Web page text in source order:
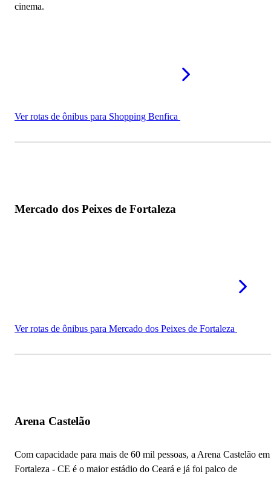
cinema.
Ver rotas de ônibus para Shopping Benfica
Mercado dos Peixes de Fortaleza
Ver rotas de ônibus para Mercado dos Peixes de Fortaleza
Arena Castelão
Com capacidade para mais de 60 mil pessoas, a Arena Castelão em
Fortaleza - CE é o maior estádio do Ceará e já foi palco de